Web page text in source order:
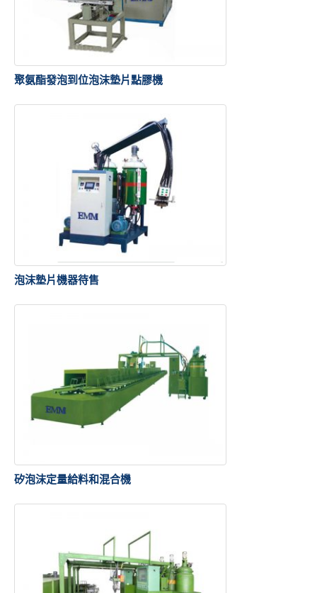
聚氨酯發泡到位泡沫墊片點膠機
泡沫墊片機器待售
矽泡沫定量給料和混合機